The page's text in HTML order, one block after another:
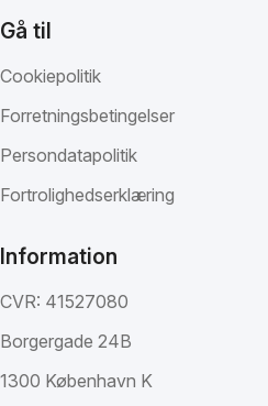
Gå til
Cookiepolitik
Forretningsbetingelser
Persondatapolitik
Fortrolighedserklæring
Information
CVR: 41527080
Borgergade 24B
1300 København K